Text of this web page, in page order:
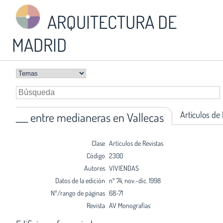
ARQUITECTURA DE
MADRID
___ entre medianeras en Vallecas Artículos de
Clase Artículos de Revistas
Código 2300
Autores VIVIENDAS
Datos de la edición nº 74, nov.-dic. 1998
Nº/rango de páginas 68-71
Revista AV Monografías